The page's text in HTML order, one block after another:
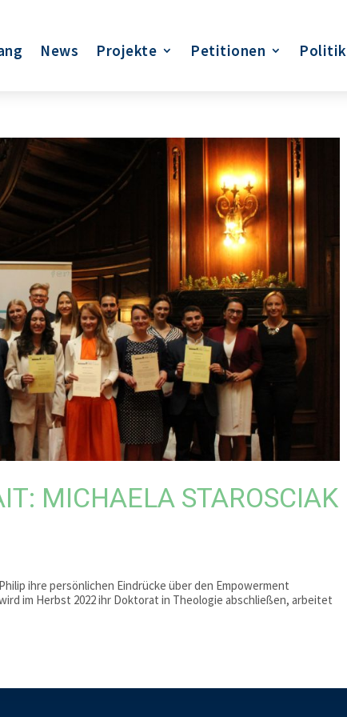
News Projekte Petitionen Politik
MICHAELA STAROSCIAK
ihre persönlichen Eindrücke über den Empowerment
im Herbst 2022 ihr Doktorat in Theologie abschließen, arbeitet